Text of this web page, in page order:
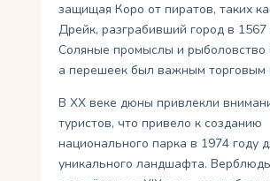
защищая Коро от пиратов, таких
Дрейк, разграбивший город в 1567
Соляные промыслы и рыболовство
а перешеек был важным торговым
В XX веке дюны привлекли
туристов, что привело к созданию
национального парка в 1974 году
уникального ландшафта.